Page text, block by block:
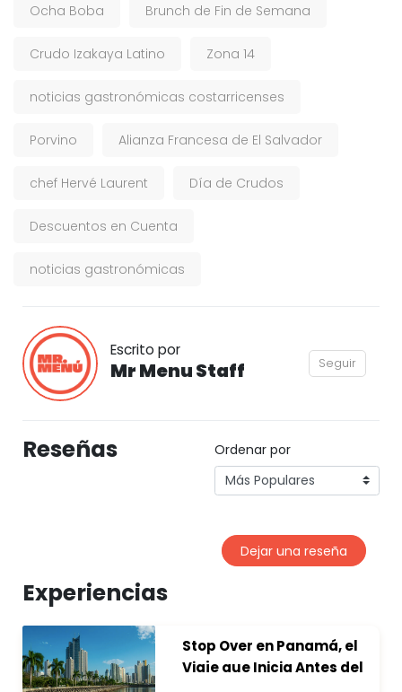
Ocha Boba Brunch de Fin de Semana
Crudo Izakaya Latino Zona 14
noticias gastronómicas costarricenses
Porvino Alianza Francesa de El Salvador
chef Hervé Laurent Día de Crudos
Descuentos en Cuenta
noticias gastronómicas
Escrito por
Mr Menu Staff Seguir
Reseñas Ordenar por
Dejar una reseña
Experiencias
Stop Over en Panamá, el
Viaje que Inicia Antes del